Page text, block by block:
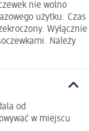
nie wolno
użytku. Czas
Wyłącznie
Należy
od
w miejscu